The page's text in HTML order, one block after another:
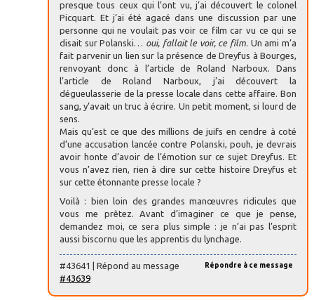
presque tous ceux qui l’ont vu, j’ai découvert le colonel
Picquart. Et j’ai été agacé dans une discussion par une
personne qui ne voulait pas voir ce film car vu ce qui se
disait sur Polanski… oui, fallait le voir, ce film . Un ami m’a
fait parvenir un lien sur la présence de Dreyfus à Bourges,
renvoyant donc à l’article de Roland Narboux. Dans
l’article de Roland Narboux, j’ai découvert la
dégueulasserie de la presse locale dans cette affaire. Bon
sang, y’avait un truc à écrire. Un petit moment, si lourd de
sens.
Mais qu’est ce que des millions de juifs en cendre à coté
d’une accusation lancée contre Polanski, pouh, je devrais
avoir honte d’avoir de l’émotion sur ce sujet Dreyfus. Et
vous n’avez rien, rien à dire sur cette histoire Dreyfus et
sur cette étonnante presse locale ?
Voilà : bien loin des grandes manœuvres ridicules que
vous me prêtez. Avant d’imaginer ce que je pense,
demandez moi, ce sera plus simple : je n’ai pas l’esprit
aussi biscornu que les apprentis du lynchage.
Répondre à ce message
#43641 | Répond au message
#43639